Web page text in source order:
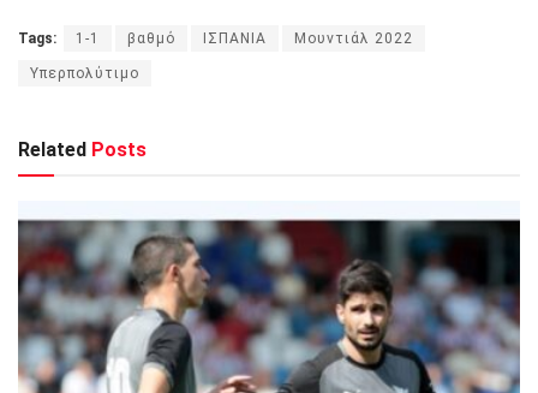
Tags: 1-1 βαθμό ΙΣΠΑΝΙΑ Μουντιάλ 2022
Υπερπολύτιμο
Related Posts